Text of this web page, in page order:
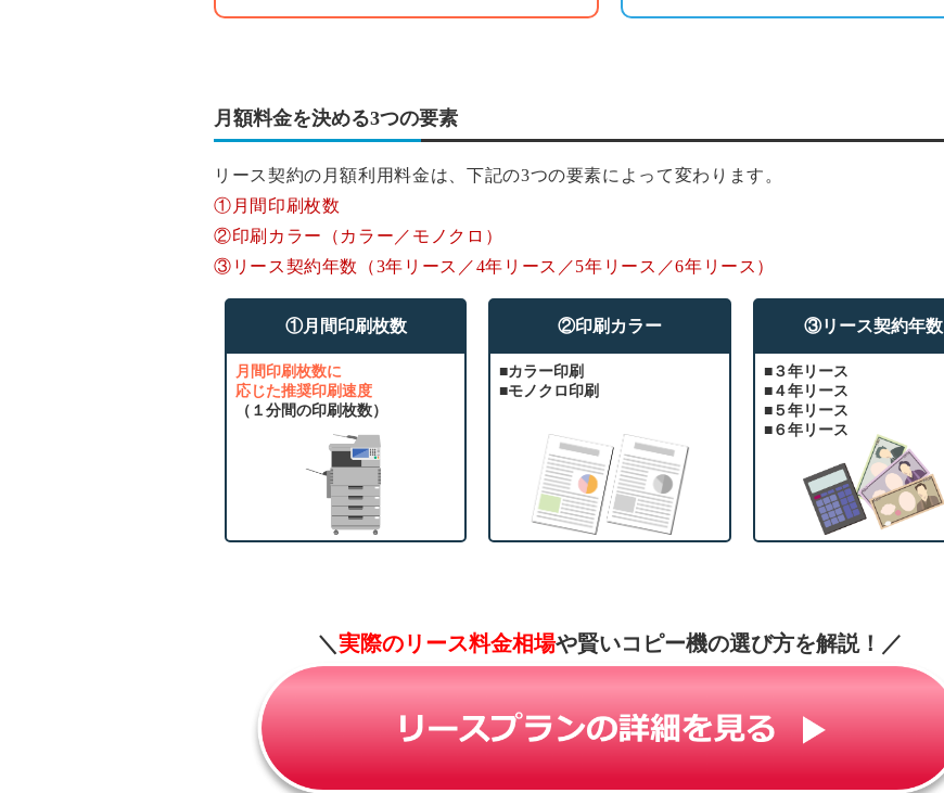
月額料金を決める3つの要素
リース契約の月額利用料金は、下記の3つの要素によって変わります。
①月間印刷枚数
②印刷カラー（カラー／モノクロ）
③リース契約年数（3年リース／4年リース／5年リース／6年リース）
①月間印刷枚数
月間印刷枚数に
応じた推奨印刷速度
（１分間の印刷枚数）
②印刷カラー
■カラー印刷
■モノクロ印刷
③リース契約年数
■３年リース
■４年リース
■５年リース
■６年リース
＼実際のリース料金相場や賢いコピー機の選び方を解説！ ／